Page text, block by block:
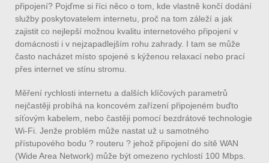
připojení? Pojďme si říci něco o tom, kde vlastně končí dodání
služby poskytovatelem internetu, proč na tom záleží a jak
zajistit co nejlepší možnou kvalitu internetového připojení v
domácnosti i v nejzapadlejším rohu zahrady. I tam se může
často nacházet místo spojené s kýženou relaxací nebo prací
přes internet ve stínu stromu.
Měření rychlosti internetu a dalších klíčových parametrů
nejčastěji probíhá na koncovém zařízení připojeném buďto
síťovým kabelem, nebo častěji pomocí bezdrátové technologie
Wi-Fi. Jenže problém může nastat už u samotného
přístupového bodu ? routeru ? jehož připojení do sítě WAN
(Wide Area Network) může být omezeno rychlostí 100 Mbps.